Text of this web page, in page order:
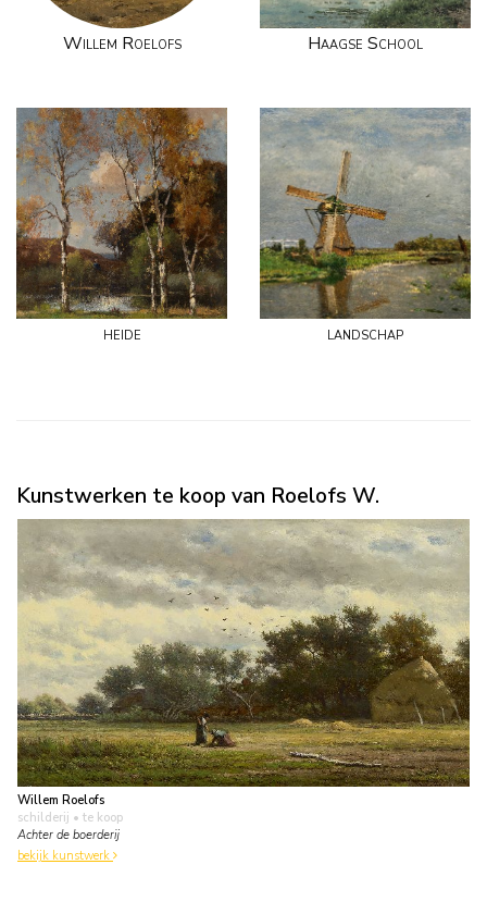
Willem Roelofs Haagse School
heide landschap
Kunstwerken te koop van Roelofs W.
Willem Roelofs
schilderij • te koop
Achter de boerderij
bekijk kunstwerk